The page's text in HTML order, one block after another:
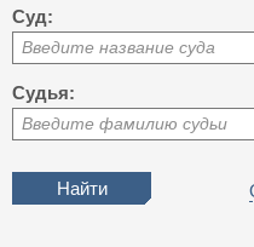
Суд:
Введите название суда
Судья:
Введите фамилию судьи